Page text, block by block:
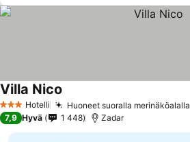
3 Tähtiluokitus
Hotelli Huoneet suoralla merinäköalalla
Villa Nico
7,9 Hyvä 1 448 Zadar